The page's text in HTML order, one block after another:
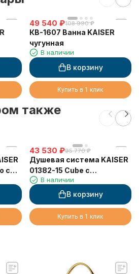
49 540 ₽108 990 ₽
КВ-1607 Ванна KAISER
чугунная
В наличии
В корзину
Купить в 1 клик
также
с
43 530 ₽95 770 ₽
Душевая система KAISER
01382-15 Cube с
термостатом 6282
В наличии
В корзину
Купить в 1 клик